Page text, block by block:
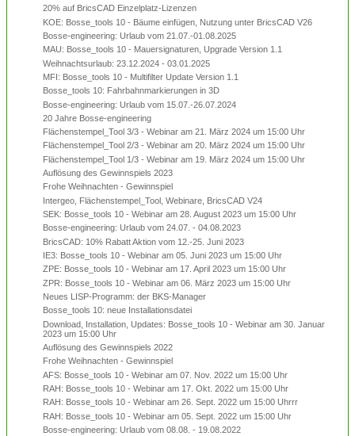
20% auf BricsCAD Einzelplatz-Lizenzen
KOE: Bosse_tools 10 - Bäume einfügen, Nutzung unter BricsCAD V26
Bosse-engineering: Urlaub vom 21.07.-01.08.2025
MAU: Bosse_tools 10 - Mauersignaturen, Upgrade Version 1.1
Weihnachtsurlaub: 23.12.2024 - 03.01.2025
MFI: Bosse_tools 10 - Multifilter Update Version 1.1
Bosse_tools 10: Fahrbahnmarkierungen in 3D
Bosse-engineering: Urlaub vom 15.07.-26.07.2024
20 Jahre Bosse-engineering
Flächenstempel_Tool 3/3 - Webinar am 21. März 2024 um 15:00 Uhr
Flächenstempel_Tool 2/3 - Webinar am 20. März 2024 um 15:00 Uhr
Flächenstempel_Tool 1/3 - Webinar am 19. März 2024 um 15:00 Uhr
Auflösung des Gewinnspiels 2023
Frohe Weihnachten - Gewinnspiel
Intergeo, Flächenstempel_Tool, Webinare, BricsCAD V24
SEK: Bosse_tools 10 - Webinar am 28. August 2023 um 15:00 Uhr
Bosse-engineering: Urlaub vom 24.07. - 04.08.2023
BricsCAD: 10% Rabatt Aktion vom 12.-25. Juni 2023
IE3: Bosse_tools 10 - Webinar am 05. Juni 2023 um 15:00 Uhr
ZPE: Bosse_tools 10 - Webinar am 17. April 2023 um 15:00 Uhr
ZPR: Bosse_tools 10 - Webinar am 06. März 2023 um 15:00 Uhr
Neues LISP-Programm: der BKS-Manager
Bosse_tools 10: neue Installationsdatei
Download, Installation, Updates: Bosse_tools 10 - Webinar am 30. Januar
2023 um 15:00 Uhr
Auflösung des Gewinnspiels 2022
Frohe Weihnachten - Gewinnspiel
AFS: Bosse_tools 10 - Webinar am 07. Nov. 2022 um 15:00 Uhr
RAH: Bosse_tools 10 - Webinar am 17. Okt. 2022 um 15:00 Uhr
RAH: Bosse_tools 10 - Webinar am 26. Sept. 2022 um 15:00 Uhrrr
RAH: Bosse_tools 10 - Webinar am 05. Sept. 2022 um 15:00 Uhr
Bosse-engineering: Urlaub vom 08.08. - 19.08.2022